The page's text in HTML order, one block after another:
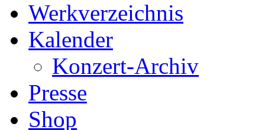
Werkverzeichnis
Kalender
Konzert-Archiv
Presse
Shop